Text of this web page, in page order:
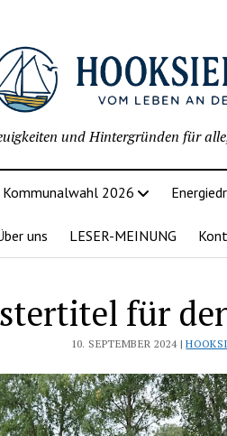
und Hintergründen für
Kommunalwahl 2026
uns LESER-MEINUNG
für
10. SEPTEMBER 2024 |